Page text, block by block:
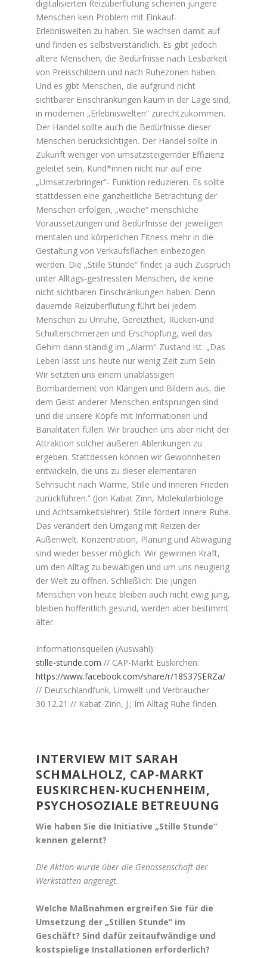
digitalisierten Reizüberflutung scheinen jüngere
Menschen kein Problem mit Einkauf-
Erlebniswelten zu haben. Sie wachsen damit auf
und finden es selbstverständlich. Es gibt jedoch
ältere Menschen, die Bedürfnisse nach Lesbarkeit
von Preisschildern und nach Ruhezonen haben.
Und es gibt Menschen, die aufgrund nicht
sichtbarer Einschränkungen kaum in der Lage sind,
in modernen „Erlebniswelten“ zurechtzukommen.
Der Handel sollte auch die Bedürfnisse dieser
Menschen berücksichtigen. Der Handel sollte in
Zukunft weniger von umsatzsteigernder Effizienz
geleitet sein, Kund*innen nicht nur auf eine
„Umsatzerbringer“- Funktion reduzieren. Es sollte
stattdessen eine ganzheitliche Betrachtung der
Menschen erfolgen, „weiche“ menschliche
Voraussetzungen und Bedürfnisse der jeweiligen
mentalen und körperlichen Fitness mehr in die
Gestaltung von Verkaufsflächen einbezogen
werden. Die „Stille Stunde“ findet ja auch Zuspruch
unter Alltags-gestressten Menschen, die keine
nicht sichtbaren Einschränkungen haben. Denn
dauernde Reizüberflutung führt bei jedem
Menschen zu Unruhe, Gereiztheit, Rücken-und
Schulterschmerzen und Erschöpfung, weil das
Gehirn dann ständig im „Alarm“-Zustand ist. „Das
Leben lässt uns heute nur wenig Zeit zum Sein.
Wir setzten uns einem unablässigen
Bombardement von Klängen und Bildern aus, die
dem Geist anderer Menschen entsprungen sind
und die unsere Köpfe mit Informationen und
Banalitäten füllen. Wir brauchen uns aber nicht der
Attraktion solcher äußeren Ablenkungen zu
ergeben. Stattdessen können wir Gewohnheiten
entwickeln, die uns zu dieser elementaren
Sehnsucht nach Wärme, Stille und inneren Frieden
zurückführen.“ (Jon Kabat Zinn, Molekularbiologe
und Achtsamkeitslehrer). Stille fördert innere Ruhe.
Das verändert den Umgang mit Reizen der
Außenwelt. Konzentration, Planung und Abwägung
sind wieder besser möglich. Wir gewinnen Kraft,
um den Alltag zu bewältigen und um uns neugierig
der Welt zu öffnen. Schließlich: Die jungen
Menschen von heute bleiben auch nicht ewig jung,
bleiben hoffentlich gesund, werden aber bestimmt
älter.
Informationsquellen (Auswahl):
stille-stunde.com // CAP-Markt Euskirchen:
https://www.facebook.com/share/r/18S37SERZa/
// Deutschlandfunk, Umwelt und Verbraucher
30.12.21 // Kabat-Zinn, J.; Im Alltag Ruhe finden.
INTERVIEW MIT SARAH
SCHMALHOLZ, CAP-MARKT
EUSKIRCHEN-KUCHENHEIM,
PSYCHOSOZIALE BETREUUNG
Wie haben Sie die Initiative „Stille Stunde“
kennen gelernt?
Die Aktion wurde über die Genossenschaft der
Werkstätten angeregt.
Welche Maßnahmen ergreifen Sie für die
Umsetzung der „Stillen Stunde“ im
Geschäft? Sind dafür zeitaufwändige und
kostspielige Installationen erforderlich?